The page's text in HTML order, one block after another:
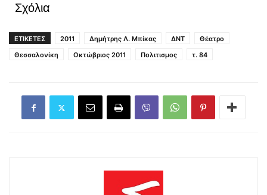
Σχόλια
ΕΤΙΚΕΤΕΣ 2011 Δημήτρης Λ. Μπίκας ΔΝΤ
Θέατρο
Θεσσαλονίκη
Οκτώβριος 2011 Πολιτισμος τ. 84